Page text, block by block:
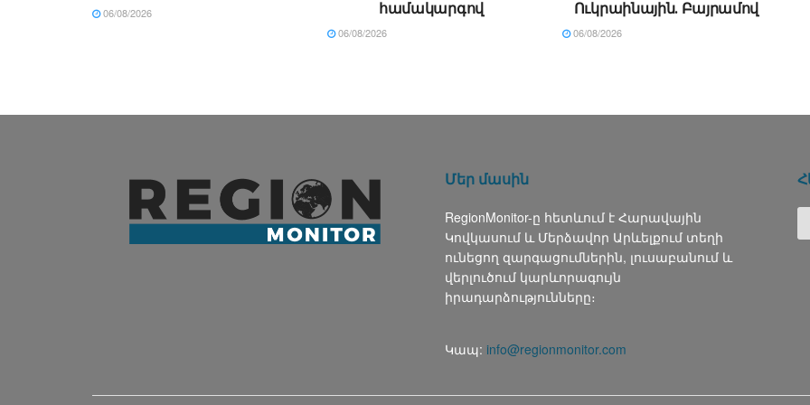
06/08/2026
համակարգով
06/08/2026
Ուկրաինային․ Բայրամով
06/08/2026
Մեր մասին
RegionMonitor-ը հետևում է Հարավային
Կովկասում և Մերձավոր Արևելքում տեղի
ունեցող զարգացումներին, լուսաբանում և
վերլուծում կարևորագույն
իրադարձությունները։
Կապ: info@regionmonitor.com